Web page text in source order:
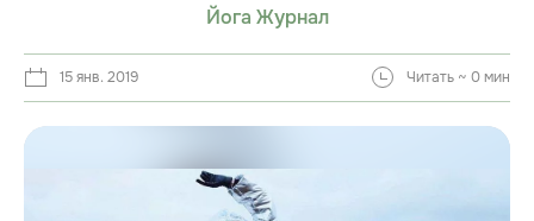
Йога Журнал
15 янв. 2019 Читать ~ 0 мин